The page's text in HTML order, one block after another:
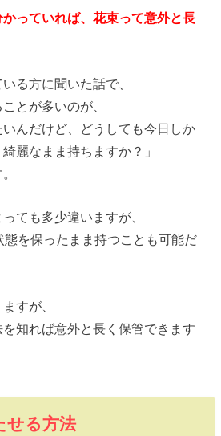
っていれば、花束って意外と長
る方に聞いた話で、
とが多いのが、
いんだけど、どうしても今日しか
麗なまま持ちますか？」
ても多少違いますが、
を保ったまま持つことも可能だ
すが、
知れば意外と長く保管できます
せる方法